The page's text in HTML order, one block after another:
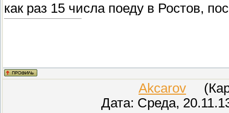
как раз 15 числа поеду в Ростов,
Akcarov
Дата: Среда,